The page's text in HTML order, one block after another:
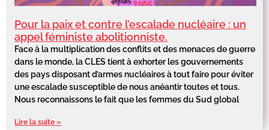
Pour la paix et contre l’escalade nucléaire : un
appel féministe abolitionniste.
Face à la multiplication des conflits et des menaces de guerre
dans le monde, la CLES tient à exhorter les gouvernements
des pays disposant d’armes nucléaires à tout faire pour éviter
une escalade susceptible de nous anéantir toutes et tous.
Nous reconnaissons le fait que les femmes du Sud global
Lire la suite »